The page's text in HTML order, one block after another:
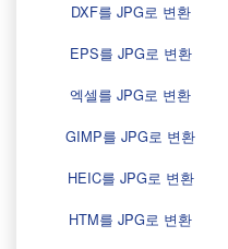
DXF를 JPG로 변환
EPS를 JPG로 변환
엑셀를 JPG로 변환
GIMP를 JPG로 변환
HEIC를 JPG로 변환
HTM를 JPG로 변환